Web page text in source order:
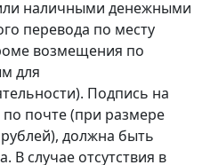
наличными денежными
перевода по месту
возмещения по
для
Подпись на
почте (при размере
должна быть
В случае отсутствия в